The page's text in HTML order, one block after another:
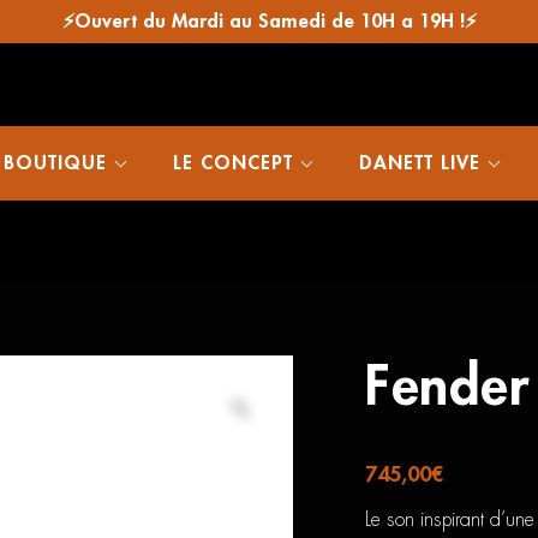
⚡Ouvert du Mardi au Samedi de 10H a 19H !⚡
LE CONCEPT DANETT LIVE
745,00€
Le son inspirant